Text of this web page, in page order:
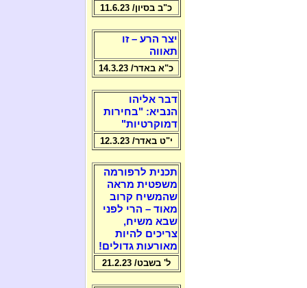
כ"ב בסיון/ 11.6.23
יצר הרע – זו
תאווה
כ"א באדר/ 14.3.23
דבר אליהו
הנביא: "בחירות
דמוקרטיות"
י"ט באדר/ 12.3.23
תכנית לרפורמה
משפטית מראה
שהמשיח קרוב
מאוד – הרי לפני
שבא משיח,
צריכים להיות
מאורעות גדולים!
ל' בשבט/ 21.2.23